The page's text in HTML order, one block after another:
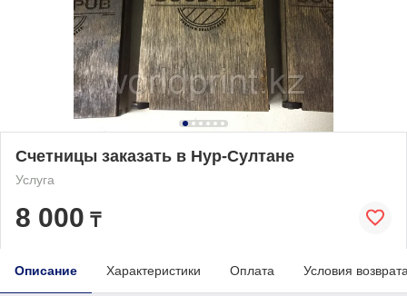
Счетницы заказать в Нур-Султане
Услуга
8 000 ₸
Описание Характеристики Оплата Условия